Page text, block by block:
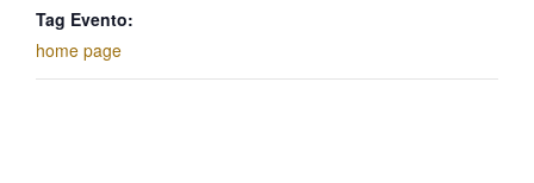
Tag Evento:
home page